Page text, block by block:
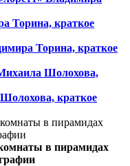
Торина, краткое
Торина, краткое
Шолохова,
краткое
в пирамидах